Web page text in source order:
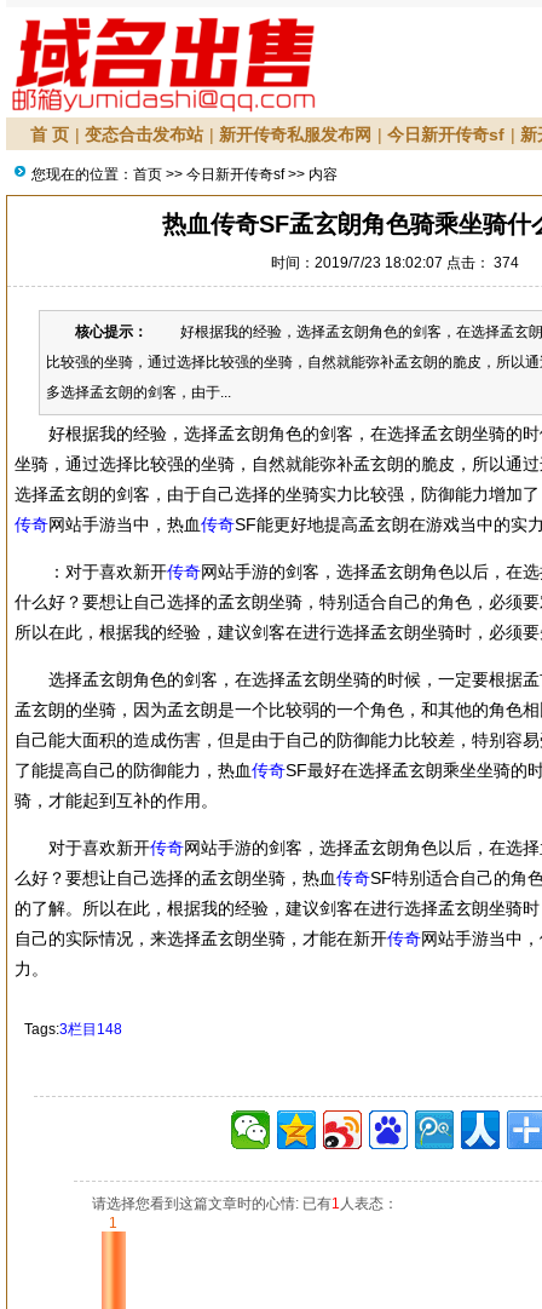
首 页 | 变态合击发布站 | 新开传奇私服发布网 | 今日新开传奇sf | 新
您现在的位置： 首页 >> 今日新开传奇sf>> 内容
热血传奇SF孟玄朗角色骑乘坐骑什
时间：2019/7/23 18:02:07 点击： 374
核心提示：
好根据我的经验，选择孟玄朗角色的剑客，在选择孟玄
比较强的坐骑，通过选择比较强的坐骑，自然就能弥补孟玄朗的脆皮，所以
多选择孟玄朗的剑客，由于...
好根据我的经验，选择孟玄朗角色的剑客，在选择孟玄朗坐骑的时
坐骑，通过选择比较强的坐骑，自然就能弥补孟玄朗的脆皮，所以通
选择孟玄朗的剑客，由于自己选择的坐骑实力比较强，防御能力增加
传奇网站手游当中，热血传奇SF能更好地提高孟玄朗在游戏当中的实
：对于喜欢新开传奇网站手游的剑客，选择孟玄朗角色以后，在
什么好？要想让自己选择的孟玄朗坐骑，特别适合自己的角色，必须
所以在此，根据我的经验，建议剑客在进行选择孟玄朗坐骑时，必须
选择孟玄朗角色的剑客，在选择孟玄朗坐骑的时候，一定要根据孟
孟玄朗的坐骑，因为孟玄朗是一个比较弱的一个角色，和其他的角色
自己能大面积的造成伤害，但是由于自己的防御能力比较差，特别容
了能提高自己的防御能力，热血传奇SF最好在选择孟玄朗乘坐坐骑的
骑，才能起到互补的作用。
对于喜欢新开传奇网站手游的剑客，选择孟玄朗角色以后，在选
么好？要想让自己选择的孟玄朗坐骑，热血传奇SF特别适合自己的角
的了解。所以在此，根据我的经验，建议剑客在进行选择孟玄朗坐骑
自己的实际情况，来选择孟玄朗坐骑，才能在新开传奇网站手游当中
力。
Tags:3栏目148
请选择您看到这篇文章时的心情: 已有1 人表态：
1